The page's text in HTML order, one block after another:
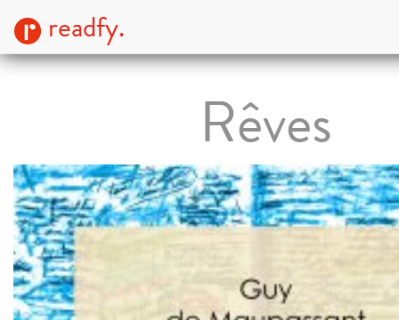
readfy.
Rêves